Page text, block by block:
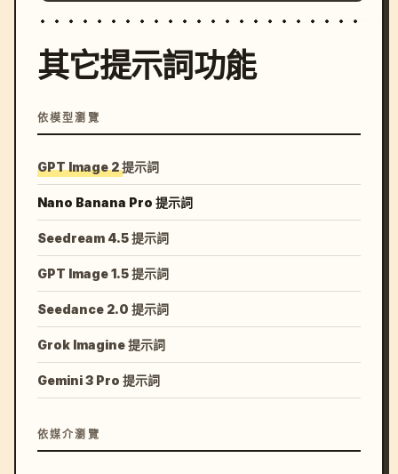
其它提示詞功能
依模型瀏覽
GPT Image 2 提示詞
Nano Banana Pro 提示詞
Seedream 4.5 提示詞
GPT Image 1.5 提示詞
Seedance 2.0 提示詞
Grok Imagine 提示詞
Gemini 3 Pro 提示詞
依媒介瀏覽